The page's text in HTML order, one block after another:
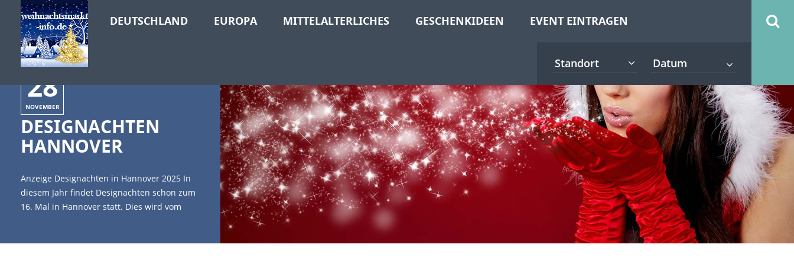
DEUTSCHLAND EUROPA MITTELALTERLICHES GESCHENKIDEEN EVENT EINTRAGEN
Standort
28
NOVEMBER
DESIGNACHTEN
HANNOVER
Anzeige Designachten in Hannover 2025 In
diesem Jahr findet Designachten schon zum
16. Mal in Hannover statt. Dies wird vom